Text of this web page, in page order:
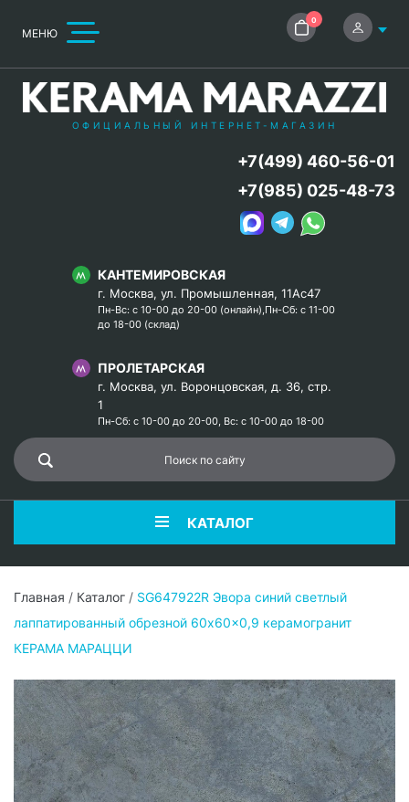
МЕНЮ
0
ОФИЦИАЛЬНЫЙ ИНТЕРНЕТ-МАГАЗИН
КАНТЕМИРОВСКАЯ
г. Москва, ул. Промышленная, 11Ас47
Пн-Вс: с 10-00 до 20-00 (онлайн),Пн-Сб: с 11-00
до 18-00 (склад)
ПРОЛЕТАРСКАЯ
г. Москва, ул. Воронцовская, д. 36, стр.
1
Пн-Сб: с 10-00 до 20-00, Вс: с 10-00 до 18-00
+7(499) 460-56-01
+7(985) 025-48-73
КАТАЛОГ
Главная / Каталог / SG647922R Эвора синий светлый
лаппатированный обрезной 60x60x0,9 керамогранит
КЕРАМА МАРАЦЦИ